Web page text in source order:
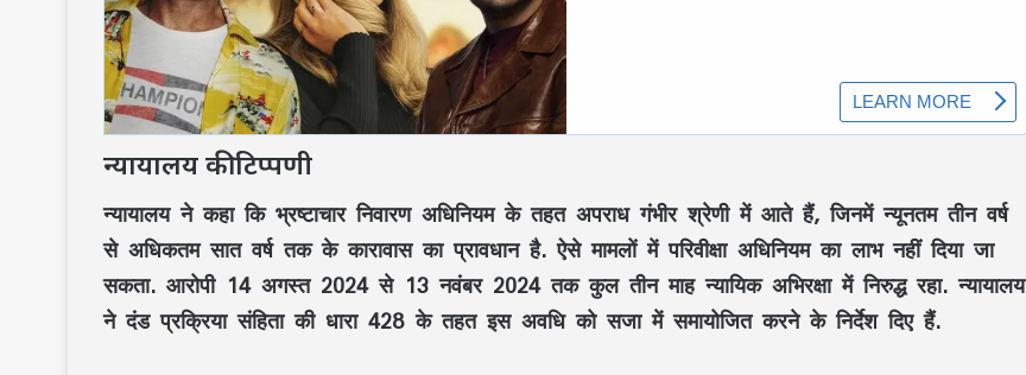
न्यायालय की टिप्पणी
न्यायालय ने कहा कि भ्रष्टाचार निवारण अधिनियम के तहत अपराध गंभीर श्रेणी में आते हैं, जिनमें न्यूनतम तीन वर्ष
से अधिकतम सात वर्ष तक के कारावास का प्रावधान है. ऐसे मामलों में परिवीक्षा अधिनियम का लाभ नहीं दिया जा
सकता. आरोपी 14 अगस्त 2024 से 13 नवंबर 2024 तक कुल तीन माह न्यायिक अभिरक्षा में निरुद्ध रहा. न्यायालय
ने दंड प्रक्रिया संहिता की धारा 428 के तहत इस अवधि को सजा में समायोजित करने के निर्देश दिए हैं.
RSS प्रमुख मोहन भागवत बोले- Gen Z सवाल
CM विष्णुदेव साय ने शुरू किया ‘मेरी बेटी–मेरा
अभिमान’ अभियान : हर गांव में बनेगा मुक्तिधाम,
स्कूलों में बालिकाओं के लिए शौचालय; 6,855